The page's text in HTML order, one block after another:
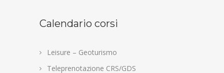
Calendario corsi
Leisure – Geoturismo
Teleprenotazione CRS/GDS